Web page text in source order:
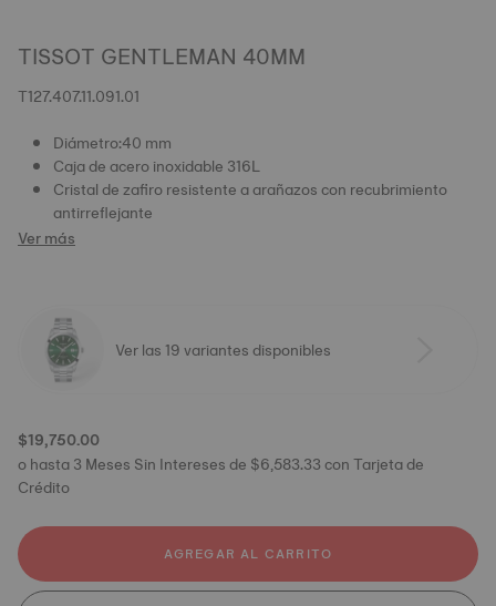
TISSOT GENTLEMAN 40MM
T127.407.11.091.01
Diámetro:40 mm
Caja de acero inoxidable 316L
Cristal de zafiro resistente a arañazos con recubrimiento
antirreflejante
Ver más
Ver las 19 variantes disponibles
$19,750.00
o hasta 3 Meses Sin Intereses de $6,583.33 con Tarjeta de
Crédito
AGREGAR AL CARRITO